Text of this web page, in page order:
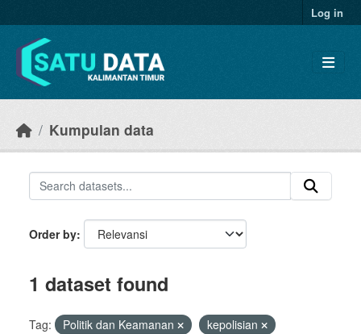
Log in
Kumpulan data
Order by
1 dataset found
Tag: Politik dan Keamanan
kepolisian